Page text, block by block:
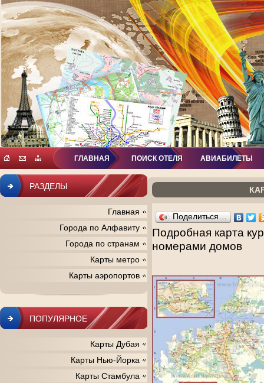
Поделиться…
Подробная карта
номерами домов
РАЗДЕЛЫ
Главная
Города по Алфавиту
Города по странам
Карты метро
Карты аэропортов
ПОПУЛЯРНОЕ
Карты Дубая
Карты Нью-Йорка
Карты Стамбула
ГЛАВНАЯ ПОИСК ОТЕЛЯ АВИАБИЛЕТЫ